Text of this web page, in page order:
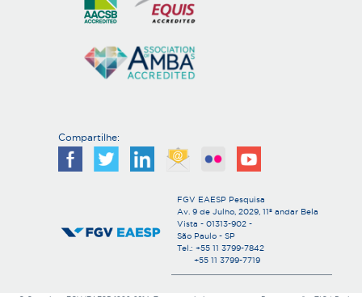
Compartilhe:
FGV EAESP Pesquisa
Av. 9 de Julho, 2029, 11º andar Bela
Vista - 01313-902 -
São Paulo - SP
Tel.: +55 11 3799-7842
+55 11 3799-7719